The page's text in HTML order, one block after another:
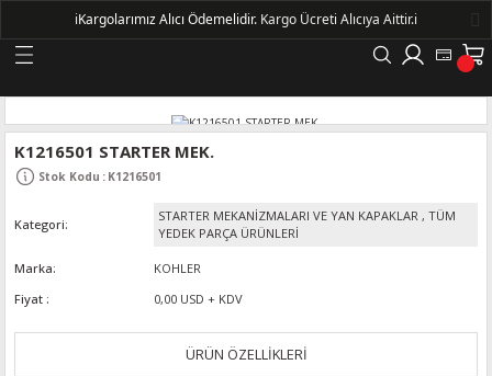
Geri Dön
KASNAKLI ALTERNATÖRLER - 1500
K1216501 STARTER MEK.
Stok Kodu : K1216501
Kategori
STARTER MEKANİZMALARI VE YAN KAPAKLAR , TÜM
YEDEK PARÇA ÜRÜNLERİ
Marka
KOHLER
Fiyat
0,00 USD + KDV
ÜRÜN ÖZELLİKLERİ
ℹ️Kargolarımız Alıcı Ödemelidir. Kargo Ücreti Alıcıya Aittir.ℹ️